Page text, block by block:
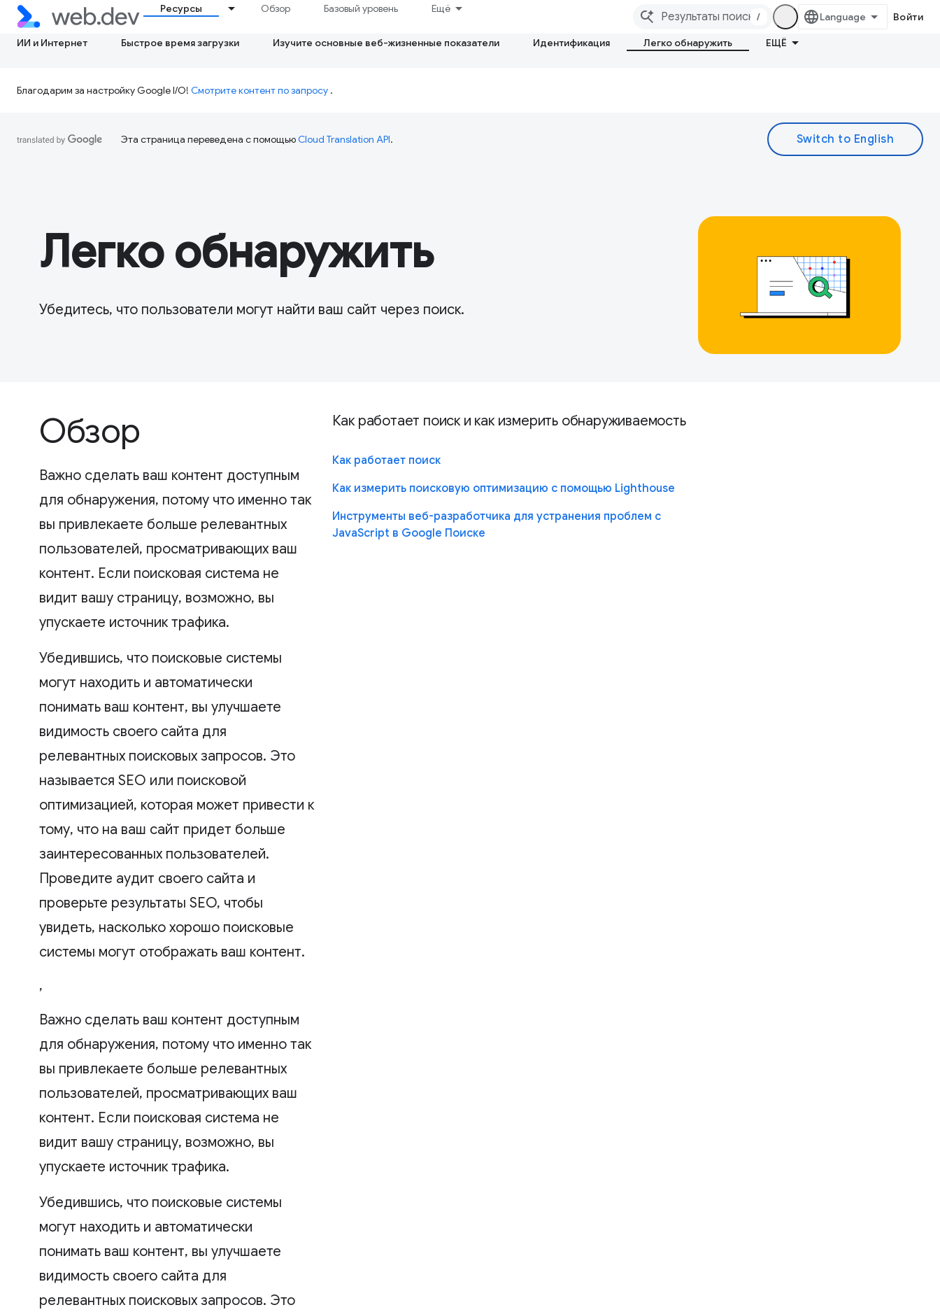
Ресурсы Обзор Базовый уровень Ещё
/ Войти
ИИ и Интернет Быстрое время загрузки Изучите основные веб-жизненные показатели Идентификация Легко обнаружить ЕЩЁ
Благодарим за настройку Google I/O! Смотрите контент по запросу .
Эта страница переведена с помощьюCloud Translation API.
Легко обнаружить
Убедитесь, что пользователи могут найти ваш сайт через поиск.
Обзор
Важно сделать ваш контент доступным
для обнаружения, потому что именно так
вы привлекаете больше релевантных
пользователей, просматривающих ваш
контент. Если поисковая система не
видит вашу страницу, возможно, вы
упускаете источник трафика.
Убедившись, что поисковые системы
могут находить и автоматически
понимать ваш контент, вы улучшаете
видимость своего сайта для
релевантных поисковых запросов. Это
называется SEO или поисковой
оптимизацией, которая может привести к
тому, что на ваш сайт придет больше
заинтересованных пользователей.
Проведите аудит своего сайта и
проверьте результаты SEO, чтобы
увидеть, насколько хорошо поисковые
системы могут отображать ваш контент.
,
Важно сделать ваш контент доступным
для обнаружения, потому что именно так
вы привлекаете больше релевантных
пользователей, просматривающих ваш
контент. Если поисковая система не
видит вашу страницу, возможно, вы
упускаете источник трафика.
Убедившись, что поисковые системы
могут находить и автоматически
понимать ваш контент, вы улучшаете
видимость своего сайта для
релевантных поисковых запросов. Это
Как работает поиск и как измерить обнаруживаемость
Как работает поиск
Как измерить поисковую оптимизацию с помощью Lighthouse
Инструменты веб-разработчика для устранения проблем с
JavaScript в Google Поиске